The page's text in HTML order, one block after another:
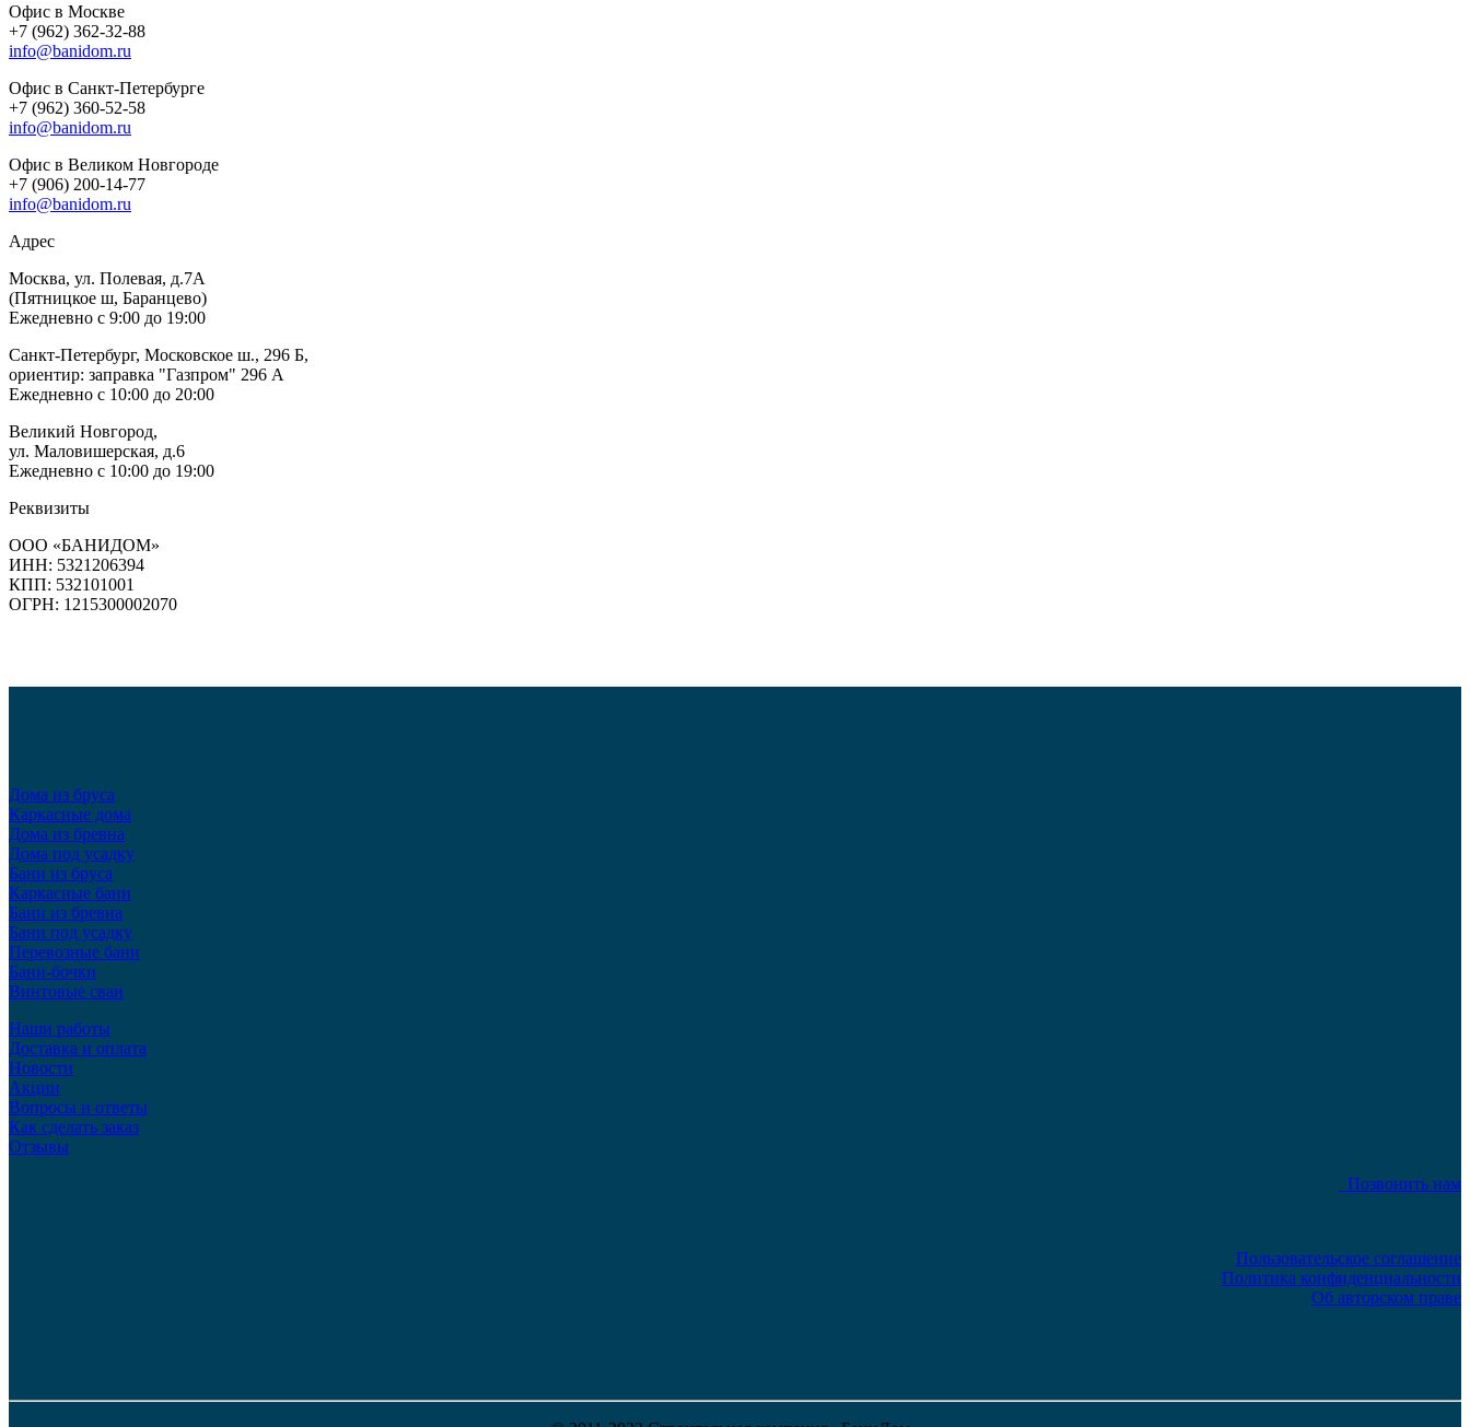
Офис в Москве
+7 (962) 362-32-88
info@banidom.ru
Офис в Санкт-Петербурге
+7 (962) 360-52-58
info@banidom.ru
Офис в Великом Новгороде
+7 (906) 200-14-77
info@banidom.ru
Адрес
Москва, ул. Полевая, д.7А
(Пятницкое ш, Баранцево)
Ежедневно с 9:00 до 19:00
Санкт-Петербург, Московское ш., 296 Б,
ориентир: заправка "Газпром" 296 А
Ежедневно с 10:00 до 20:00
Великий Новгород,
ул. Маловишерская, д.6
Ежедневно с 10:00 до 19:00
Реквизиты
ООО «БАНИДОМ»
ИНН: 5321206394
КПП: 532101001
ОГРН: 1215300002070
Дома из бруса
Каркасные дома
Дома из бревна
Дома под усадку
Бани из бруса
Каркасные бани
Бани из бревна
Бани под усадку
Перевозные бани
Бани-бочки
Винтовые сваи
Наши работы
Доставка и оплата
Новости
Акции
Вопросы и ответы
Как сделать заказ
Отзывы
Позвонить нам
Пользовательское соглашение
Политика конфиденциальности
Об авторском праве